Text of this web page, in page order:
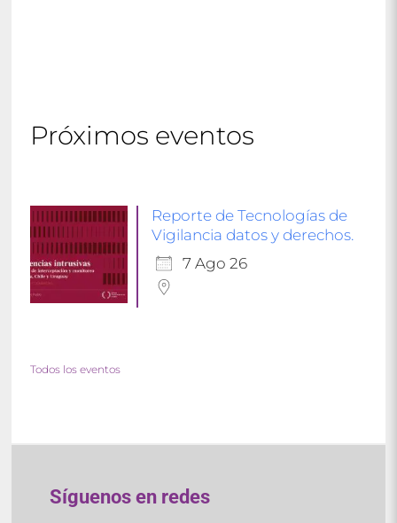
Próximos eventos
Reporte de Tecnologías de
Vigilancia datos y derechos.
7 Ago 26
Todos los eventos
Síguenos en redes